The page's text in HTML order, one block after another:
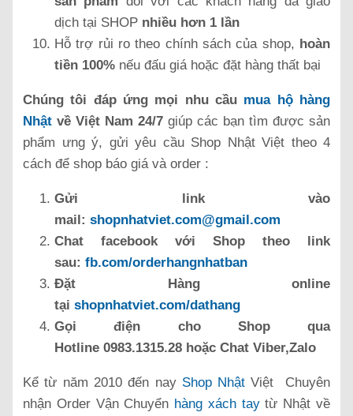
dịch tại SHOP nhiều hơn 1 lần
Hỗ trợ rủi ro theo chính sách của shop, hoàn
tiền 100% nếu đấu giá hoặc đặt hàng thất bại
Chúng tôi đáp ứng mọi nhu cầu mua hộ hàng
Nhật về Việt Nam 24/7 giúp các bạn tìm được sản
phẩm ưng ý, gửi yêu cầu Shop Nhật Việt theo 4
cách để shop báo giá và order :
Gửi link vào
mail: shopnhatviet.com@gmail.com
Chat facebook với Shop theo link
sau: fb.com/orderhangnhatban
Đặt Hàng online
tại shopnhatviet.com/dathang
Gọi điện cho Shop qua
Hotline 0983.1315.28 hoặc Chat Viber,Zalo
Kể từ năm 2010 đến nay Shop Nhật Việt Chuyên
nhận Order Vận Chuyển hàng xách taytừ Nhật về